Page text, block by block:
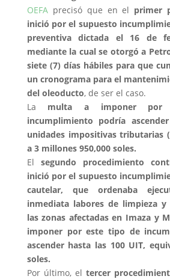
OEFA precisó que en el primer
inició por el supuesto
preventiva dictada el 16 de
mediante la cual se otorgó a
siete (7) días hábiles para que
un cronograma para el
del oleoducto, de ser el caso.
La multa a imponer
incumplimiento podría
unidades impositivas tributarias
a 3 millones 950,000 soles.
El segundo procedimiento
inició por el supuesto
cautelar, que ordenaba
inmediata labores de limpieza
las zonas afectadas en Imaza y
imponer por este tipo de
ascender hasta las 100 UIT,
soles.
Por último, el tercer